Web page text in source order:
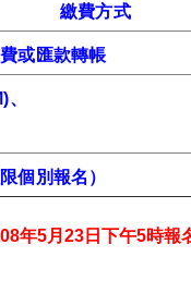
繳費方式
或匯款轉帳
個別報名）
年5月23日下午5時報